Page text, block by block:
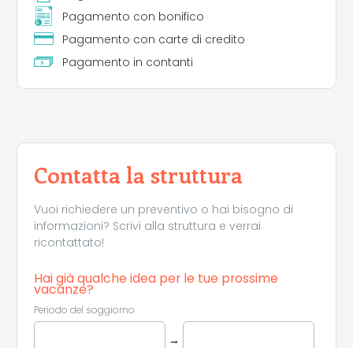
Pagamento con bonifico
Pagamento con carte di credito
Pagamento in contanti
Contatta la struttura
Vuoi richiedere un preventivo o hai bisogno di
informazioni? Scrivi alla struttura e verrai
ricontattato!
Hai già qualche idea per le tue prossime
vacanze?
Periodo del soggiorno
→